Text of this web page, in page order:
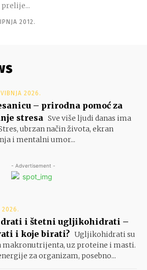
2012.
2026.
– prirodna pomoć za
stresa Sve više ljudi danas ima
ubrzan način života, ekran
i mentalni umor...
- Advertisement -
2026.
i štetni ugljikohidrati –
i koje birati? Ugljikohidrati su
makronutrijenta, uz proteine i masti.
za organizam, posebno...